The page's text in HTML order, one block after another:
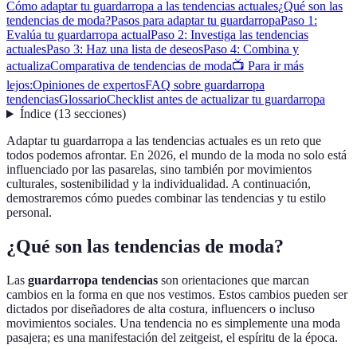
Cómo adaptar tu guardarropa a las tendencias actuales¿Qué son las
tendencias de moda?Pasos para adaptar tu guardarropaPaso 1:
Evalúa tu guardarropa actualPaso 2: Investiga las tendencias
actualesPaso 3: Haz una lista de deseosPaso 4: Combina y
actualizaComparativa de tendencias de moda📺 Para ir más
lejos:Opiniones de expertosFAQ sobre guardarropa
tendenciasGlossarioChecklist antes de actualizar tu guardarropa
Índice(13 secciones)
Adaptar tu guardarropa a las tendencias actuales es un reto que
todos podemos afrontar. En 2026, el mundo de la moda no solo está
influenciado por las pasarelas, sino también por movimientos
culturales, sostenibilidad y la individualidad. A continuación,
demostraremos cómo puedes combinar las tendencias y tu estilo
personal.
¿Qué son las tendencias de moda?
Las guardarropa tendencias son orientaciones que marcan
cambios en la forma en que nos vestimos. Estos cambios pueden ser
dictados por diseñadores de alta costura, influencers o incluso
movimientos sociales. Una tendencia no es simplemente una moda
pasajera; es una manifestación del zeitgeist, el espíritu de la época.